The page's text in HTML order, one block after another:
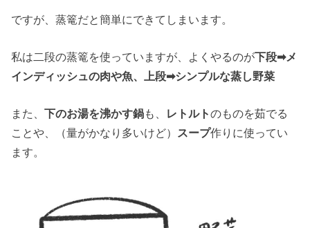
ですが、蒸篭だと簡単にできてしまいます。
私は二段の蒸篭を使っていますが、よくやるのが下段➡︎メ
インディッシュの肉や魚、上段➡︎シンプルな蒸し野菜
また、下のお湯を沸かす鍋も、 レトルトのものを茹でる
ことや、（量がかなり多いけど） スープ作りに使ってい
ます。